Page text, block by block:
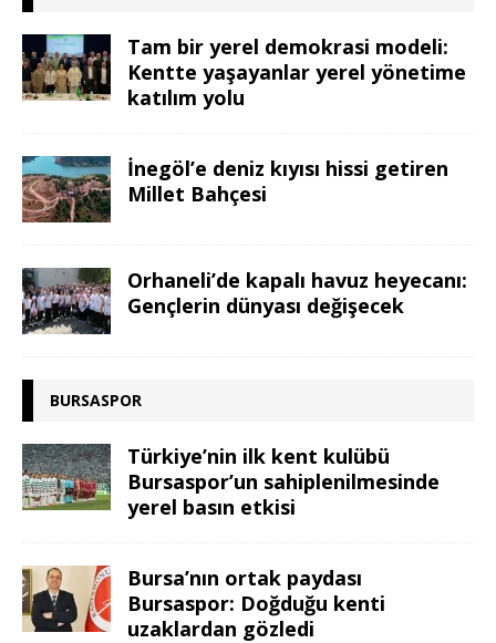
Tam bir yerel demokrasi modeli:
Kentte yaşayanlar yerel yönetime
katılım yolu
İnegöl’e deniz kıyısı hissi getiren
Millet Bahçesi
Orhaneli’de kapalı havuz heyecanı:
Gençlerin dünyası değişecek
BURSASPOR
Türkiye’nin ilk kent kulübü
Bursaspor’un sahiplenilmesinde
yerel basın etkisi
Bursa’nın ortak paydası
Bursaspor: Doğduğu kenti
uzaklardan gözledi